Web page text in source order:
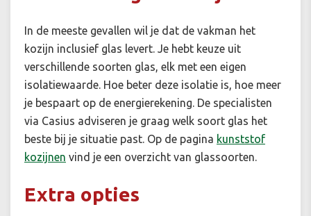
In de meeste gevallen wil je dat de vakman het
kozijn inclusief glas levert. Je hebt keuze uit
verschillende soorten glas, elk met een eigen
isolatiewaarde. Hoe beter deze isolatie is, hoe meer
je bespaart op de energierekening. De specialisten
via Casius adviseren je graag welk soort glas het
beste bij je situatie past. Op de pagina kunststof
kozijnen vind je een overzicht van glassoorten.
Extra opties